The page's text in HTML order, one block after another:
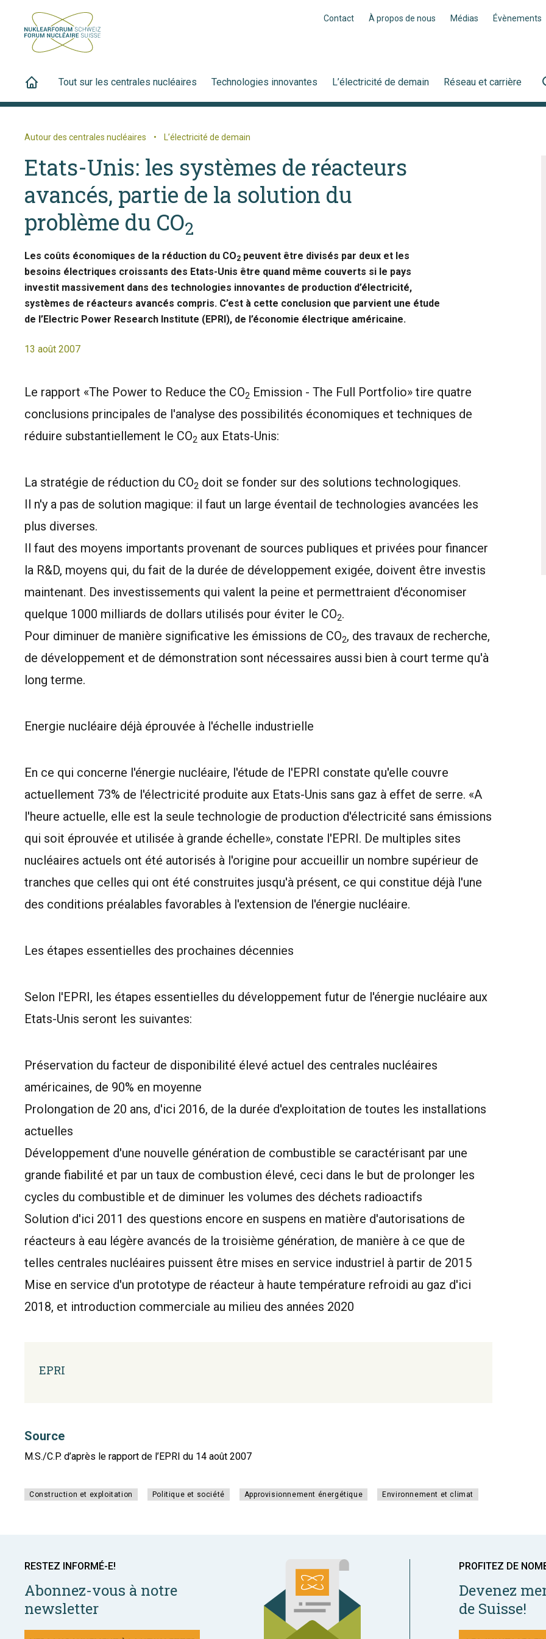
Contact À propos de nous Médias Évènements
Tout sur les centrales nucléaires Technologies innovantes L’électricité de demain Réseau et carrière
Autour des centrales nucléaires • L’électricité de demain
Etats-Unis: les systèmes de réacteurs
avancés, partie de la solution du
problème du CO2
Les coûts économiques de la réduction du CO2 peuvent être divisés par deux et les
besoins électriques croissants des Etats-Unis être quand même couverts si le pays
investit massivement dans des technologies innovantes de production d’électricité,
systèmes de réacteurs avancés compris. C’est à cette conclusion que parvient une étude
de l’Electric Power Research Institute (EPRI), de l’économie électrique américaine.
13 août 2007
Le rapport «The Power to Reduce the CO2 Emission - The Full Portfolio» tire quatre
conclusions principales de l'analyse des possibilités économiques et techniques de
réduire substantiellement le CO2 aux Etats-Unis:
La stratégie de réduction du CO2 doit se fonder sur des solutions technologiques.
Il n'y a pas de solution magique: il faut un large éventail de technologies avancées les
plus diverses.
Il faut des moyens importants provenant de sources publiques et privées pour financer
la R&D, moyens qui, du fait de la durée de développement exigée, doivent être investis
maintenant. Des investissements qui valent la peine et permettraient d'économiser
quelque 1000 milliards de dollars utilisés pour éviter le CO2.
Pour diminuer de manière significative les émissions de CO2, des travaux de recherche,
de développement et de démonstration sont nécessaires aussi bien à court terme qu'à
long terme.
Energie nucléaire déjà éprouvée à l'échelle industrielle
En ce qui concerne l'énergie nucléaire, l'étude de l'EPRI constate qu'elle couvre
actuellement 73% de l'électricité produite aux Etats-Unis sans gaz à effet de serre. «A
l'heure actuelle, elle est la seule technologie de production d'électricité sans émissions
qui soit éprouvée et utilisée à grande échelle», constate l'EPRI. De multiples sites
nucléaires actuels ont été autorisés à l'origine pour accueillir un nombre supérieur de
tranches que celles qui ont été construites jusqu'à présent, ce qui constitue déjà l'une
des conditions préalables favorables à l'extension de l'énergie nucléaire.
Les étapes essentielles des prochaines décennies
Selon l'EPRI, les étapes essentielles du développement futur de l'énergie nucléaire aux
Etats-Unis seront les suivantes:
Préservation du facteur de disponibilité élevé actuel des centrales nucléaires
américaines, de 90% en moyenne
Prolongation de 20 ans, d'ici 2016, de la durée d'exploitation de toutes les installations
actuelles
Développement d'une nouvelle génération de combustible se caractérisant par une
grande fiabilité et par un taux de combustion élevé, ceci dans le but de prolonger les
cycles du combustible et de diminuer les volumes des déchets radioactifs
Solution d'ici 2011 des questions encore en suspens en matière d'autorisations de
réacteurs à eau légère avancés de la troisième génération, de manière à ce que de
telles centrales nucléaires puissent être mises en service industriel à partir de 2015
Mise en service d'un prototype de réacteur à haute température refroidi au gaz d'ici
2018, et introduction commerciale au milieu des années 2020
EPRI
Source
M.S./C.P. d’après le rapport de l’EPRI du 14 août 2007
Construction et exploitation Politique et société Approvisionnement énergétique Environnement et climat
RESTEZ INFORMÉ-E!
Abonnez-vous à notre
newsletter
PROFITEZ DE
Devenez
de Suisse!